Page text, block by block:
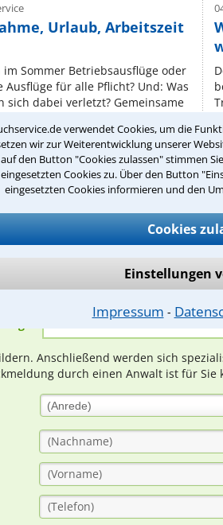
verwendet Cookies, um die
wir zur Weiterentwicklung unserer
den Button "Cookies zulassen" stimmen
Cookies zu. Über den Button
eingesetzten Cookies informieren und den
Cookies
Einstellungen
Impressum ⁃
Urlaub, Arbeitszeit
Sommer Betriebsausflüge oder
für alle Pflicht? Und: Was
dabei verletzt? Gemeinsame
die Mitarbeiter ...
Teste Dein
Anschließend werden sich
durch einen Anwalt ist für Sie
(Anrede)